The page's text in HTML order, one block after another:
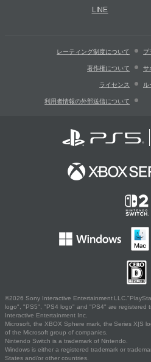
LINE
レーティング制度について プ
著作権について サ
ライセンス ル
利用者情報の外部送信について
©2026 Sony Interactive Entertainment
logo", "PS5", "PS4 logo" and "PS4" are registered
Interactive Entertainment Inc.
Microsoft, the XBOX Sphere mark, the Series X|S
of the Microsoft group of companies.
Nintendo Switch is a trademark of Nintendo.
Windows is either a registered trademark or
States and/or other countries.